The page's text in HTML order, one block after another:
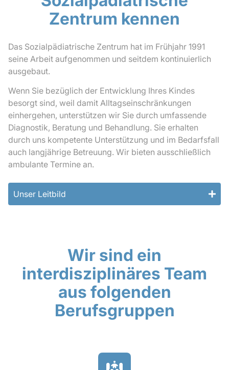
Zentrum kennen
Das Sozialpädiatrische Zentrum hat im Frühjahr 1991
seine Arbeit aufgenommen und seitdem kontinuierlich
ausgebaut.
Wenn Sie bezüglich der Entwicklung Ihres Kindes
besorgt sind, weil damit Alltagseinschränkungen
einhergehen, unterstützen wir Sie durch umfassende
Diagnostik, Beratung und Behandlung. Sie erhalten
durch uns kompetente Unterstützung und im Bedarfsfall
auch langjährige Betreuung. Wir bieten ausschließlich
ambulante Termine an.
Unser Leitbild
Wir sind ein
interdisziplinäres Team
aus folgenden
Berufsgruppen